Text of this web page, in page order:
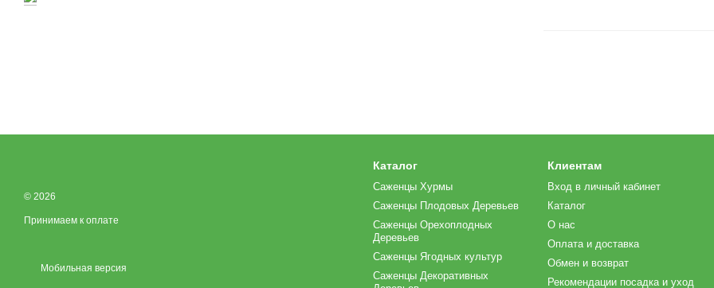
© 2026
Принимаем к оплате
Мобильная версия
Каталог
Саженцы Хурмы
Саженцы Плодовых Деревьев
Саженцы Орехоплодных
Деревьев
Саженцы Ягодных культур
Саженцы Декоративных
Клиентам
Вход в личный кабинет
Каталог
О нас
Оплата и доставка
Обмен и возврат
Рекомендации посадка и уход